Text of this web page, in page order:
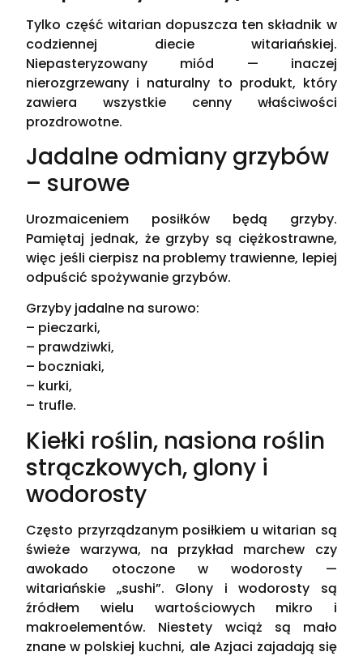
Tylko część witarian dopuszcza ten składnik w
codziennej diecie witariańskiej.
Niepasteryzowany miód — inaczej
nierozgrzewany i naturalny to produkt, który
zawiera wszystkie cenny właściwości
prozdrowotne.
Jadalne odmiany grzybów
– surowe
Urozmaiceniem posiłków będą grzyby.
Pamiętaj jednak, że grzyby są ciężkostrawne,
więc jeśli cierpisz na problemy trawienne, lepiej
odpuścić spożywanie grzybów.
Grzyby jadalne na surowo:
– pieczarki,
– prawdziwki,
– boczniaki,
– kurki,
– trufle.
Kiełki roślin, nasiona roślin
strączkowych, glony i
wodorosty
Często przyrządzanym posiłkiem u witarian są
świeże warzywa, na przykład marchew czy
awokado otoczone w wodorosty —
witariańskie „sushi”. Glony i wodorosty są
źródłem wielu wartościowych mikro i
makroelementów. Niestety wciąż są mało
znane w polskiej kuchni, ale Azjaci zajadają się